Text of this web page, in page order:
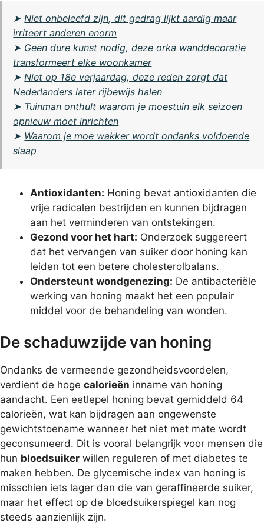
➤ Niet onbeleefd zijn, dit gedrag lijkt aardig maar
irriteert anderen enorm
➤ Geen dure kunst nodig, deze orka wanddecoratie
transformeert elke woonkamer
➤ Niet op 18e verjaardag, deze reden zorgt dat
Nederlanders later rijbewijs halen
➤ Tuinman onthult waarom je moestuin elk seizoen
opnieuw moet inrichten
➤ Waarom je moe wakker wordt ondanks voldoende
slaap
Antioxidanten: Honing bevat antioxidanten die
vrije radicalen bestrijden en kunnen bijdragen
aan het verminderen van ontstekingen.
Gezond voor het hart: Onderzoek suggereert
dat het vervangen van suiker door honing kan
leiden tot een betere cholesterolbalans.
Ondersteunt wondgenezing: De antibacteriële
werking van honing maakt het een populair
middel voor de behandeling van wonden.
De schaduwzijde van honing
Ondanks de vermeende gezondheidsvoordelen,
verdient de hoge calorieën inname van honing
aandacht. Een eetlepel honing bevat gemiddeld 64
calorieën, wat kan bijdragen aan ongewenste
gewichtstoename wanneer het niet met mate wordt
geconsumeerd. Dit is vooral belangrijk voor mensen die
hun bloedsuiker willen reguleren of met diabetes te
maken hebben. De glycemische index van honing is
misschien iets lager dan die van geraffineerde suiker,
maar het effect op de bloedsuikerspiegel kan nog
steeds aanzienlijk zijn.